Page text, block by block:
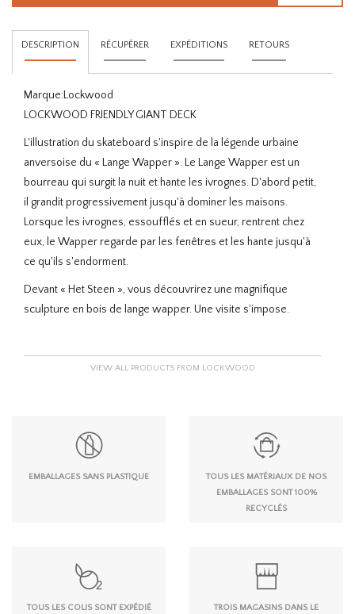
DESCRIPTION RÉCUPÉRER EXPÉDITIONS RETOURS
Marque:Lockwood
LOCKWOOD FRIENDLY GIANT DECK
L'illustration du skateboard s'inspire de la légende urbaine
anversoise du « Lange Wapper ». Le Lange Wapper est un
bourreau qui surgit la nuit et hante les ivrognes. D'abord petit,
il grandit progressivement jusqu'à dominer les maisons.
Lorsque les ivrognes, essoufflés et en sueur, rentrent chez
eux, le Wapper regarde par les fenêtres et les hante jusqu'à
ce qu'ils s'endorment.
Devant « Het Steen », vous découvrirez une magnifique
sculpture en bois de lange wapper. Une visite s'impose.
VIEW ALL PRODUCTS FROM LOCKWOOD
EMBALLAGES SANS PLASTIQUE
TOUS LES MATÉRIAUX DE NOS
EMBALLAGES SONT 100%
RECYCLÉS
TOUS LES COLIS SONT EXPÉDIÉ
TROIS MAGASINS DANS LE